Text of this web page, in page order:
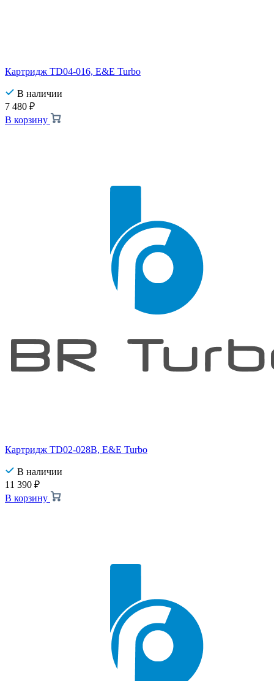
Картридж TD04-016, E&E Turbo
В наличии
7 480 ₽
В корзину
Картридж TD02-028B, E&E Turbo
В наличии
11 390 ₽
В корзину